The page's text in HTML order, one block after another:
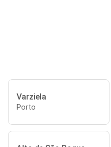
Varziela
Porto